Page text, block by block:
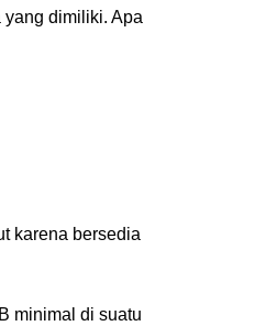
dimiliki. Apa
karena bersedia
minimal di suatu